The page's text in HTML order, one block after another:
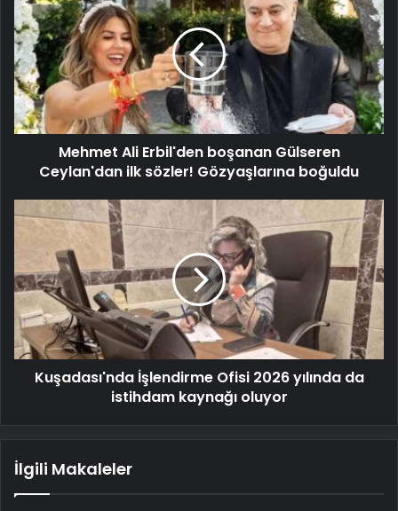
Mehmet Ali Erbil'den boşanan Gülseren
Ceylan'dan ilk sözler! Gözyaşlarına boğuldu
Kuşadası'nda İşlendirme Ofisi 2026 yılında da
istihdam kaynağı oluyor
İlgili Makaleler